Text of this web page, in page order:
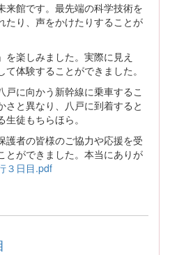
館です。最先端の科学技術を
たり、声をかけたりすることが
楽しみました。実際に見え
体験することができました。
に向かう新幹線に乗車するこ
さと異なり、八戸に到着すると
生徒もちらほら。
者の皆様のご協力や応援を受
とができました。本当にありが
３日目.pdf